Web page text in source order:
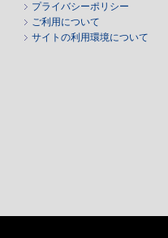
プライバシーポリシー
ご利用について
サイトの利用環境について